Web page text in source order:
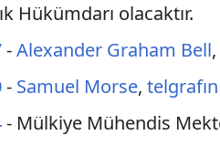
Hükümdarı olacaktır.
-Alexander Graham Bell
- Samuel Morse,telgrafın
- Mülkiye Mühendis